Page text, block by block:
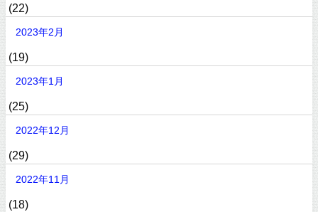
(22)
2023年2月
(19)
2023年1月
(25)
2022年12月
(29)
2022年11月
(18)